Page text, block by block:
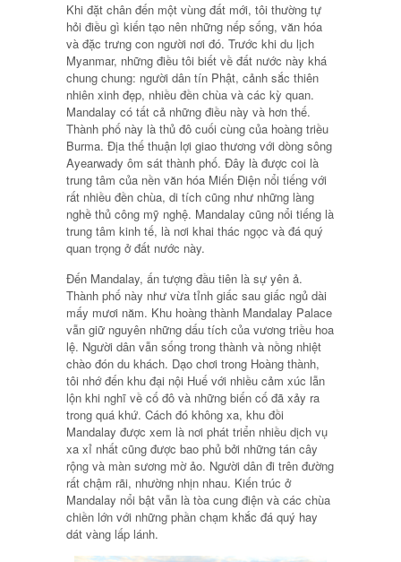
Khi đặt chân đến một vùng đất mới, tôi thường tự
hỏi điều gì kiến tạo nên những nếp sống, văn hóa
và đặc trưng con người nơi đó. Trước khi du lịch
Myanmar, những điều tôi biết về đất nước này khá
chung chung: người dân tín Phật, cảnh sắc thiên
nhiên xinh đẹp, nhiều đền chùa và các kỳ quan.
Mandalay có tất cả những điều này và hơn thế.
Thành phố này là thủ đô cuối cùng của hoàng triều
Burma. Địa thế thuận lợi giao thương với dòng sông
Ayearwady ôm sát thành phố. Đây là được coi là
trung tâm của nền văn hóa Miến Điện nổi tiếng với
rất nhiều đền chùa, di tích cũng như những làng
nghề thủ công mỹ nghệ. Mandalay cũng nổi tiếng là
trung tâm kinh tế, là nơi khai thác ngọc và đá quý
quan trọng ở đất nước này.
Đến Mandalay, ấn tượng đầu tiên là sự yên ả.
Thành phố này như vừa tỉnh giấc sau giấc ngủ dài
mấy mươi năm. Khu hoàng thành Mandalay Palace
vẫn giữ nguyên những dấu tích của vương triều hoa
lệ. Người dân vẫn sống trong thành và nồng nhiệt
chào đón du khách. Dạo chơi trong Hoàng thành,
tôi nhớ đến khu đại nội Huế với nhiều cảm xúc lẫn
lộn khi nghĩ về cố đô và những biến cố đã xảy ra
trong quá khứ. Cách đó không xa, khu đồi
Mandalay được xem là nơi phát triển nhiều dịch vụ
xa xỉ nhất cũng được bao phủ bởi những tán cây
rộng và màn sương mờ ảo. Người dân đi trên đường
rất chậm rãi, nhường nhịn nhau. Kiến trúc ở
Mandalay nổi bật vẫn là tòa cung điện và các chùa
chiền lớn với những phần chạm khắc đá quý hay
dát vàng lấp lánh.